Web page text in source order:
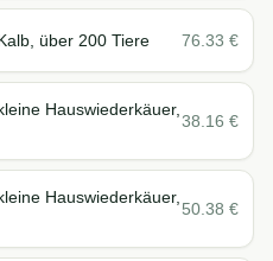
über 200 Tiere 76.33 €
Hauswiederkäuer,
38.16 €
Hauswiederkäuer,
50.38 €